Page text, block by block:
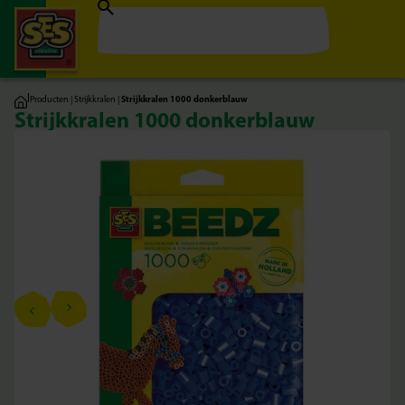
|Producten | Strijkkralen |Strijkkralen 1000 donkerblauw
Strijkkralen 1000 donkerblauw